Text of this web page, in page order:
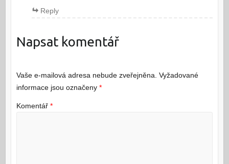
Reply
Napsat komentář
Vaše e-mailová adresa nebude zveřejněna. Vyžadované
informace jsou označeny *
Komentář *